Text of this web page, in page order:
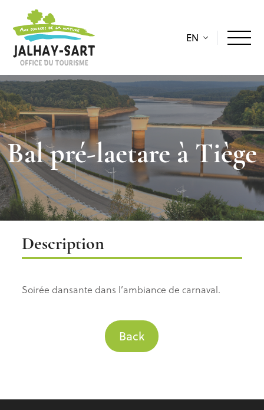
EN
Bal pré-laetare à Tiège
Description
Description
Soirée dansante dans l’ambiance de carnaval.
Back